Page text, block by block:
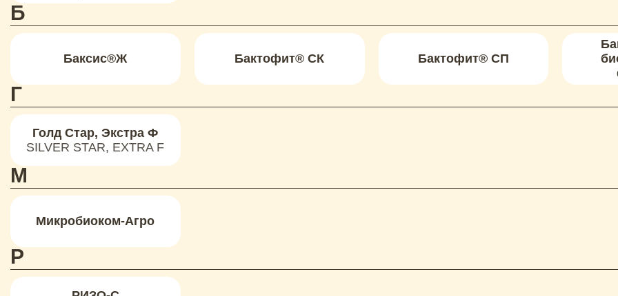
Б
Баксис®Ж Бактофит® СК Бактофит® СП
Г
Голд Стар, Экстра Ф
SILVER STAR, EXTRA F
М
Микробиоком-Агро
Р